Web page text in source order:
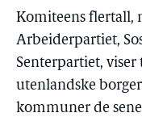
Komiteens flertall,
Arbeiderpartiet,
Senterpartiet, viser
utenlandske
kommuner de